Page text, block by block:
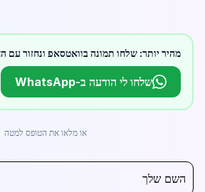
מהיר יותר: שלחו תמונה בוואטסאפ ונחזור עם הצעת
שלחו לי הודעה ב-WhatsApp
או מלאו את הטופס למטה